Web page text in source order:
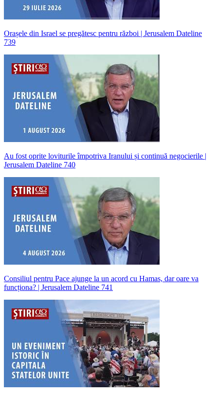
Orașele din Israel se pregătesc pentru război | Jerusalem Dateline
739
Au fost oprite loviturile împotriva Iranului și continuă negocierile |
Jerusalem Dateline 740
Consiliul pentru Pace ajunge la un acord cu Hamas, dar oare va
funcționa? | Jerusalem Dateline 741